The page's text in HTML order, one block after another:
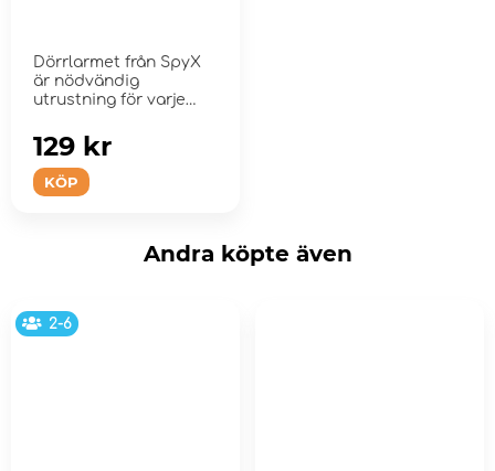
Dörrlarmet från SpyX
är nödvändig
utrustning för varje
KÖP
129 kr
Andra köpte även
2-6